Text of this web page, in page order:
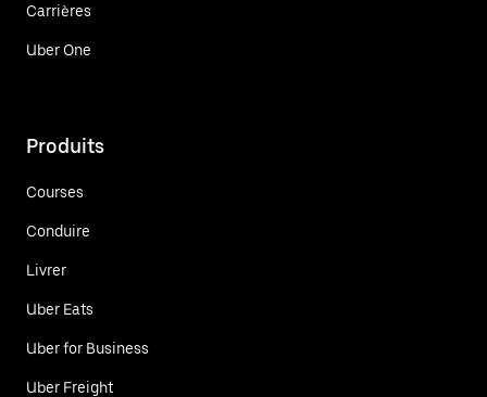
Carrières
Uber One
Produits
Courses
Conduire
Livrer
Uber Eats
Uber for Business
Uber Freight